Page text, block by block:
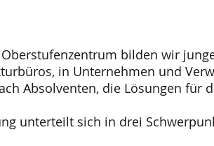
bilden wir
in Unternehmen und
Absolventen, die Lösungen für
unterteilt sich in drei